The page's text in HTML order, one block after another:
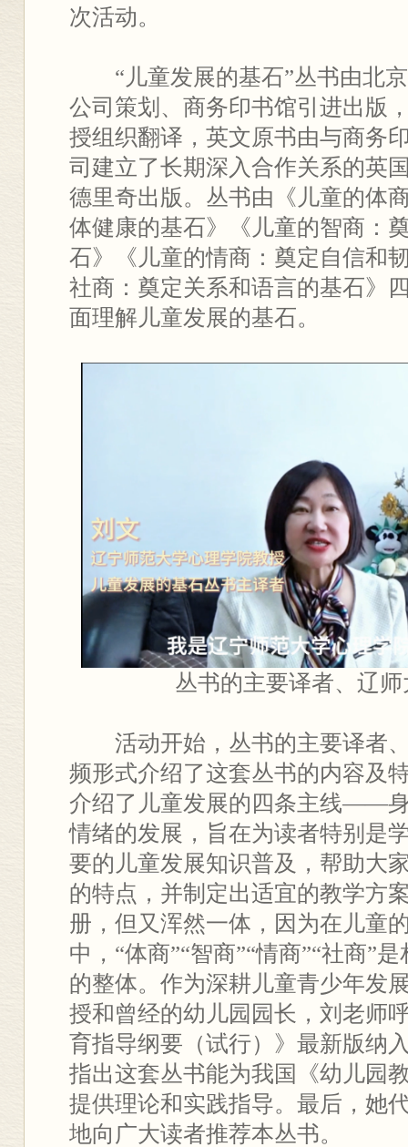
次活动。
“儿童发展的基石”丛书由北
公司策划、商务印书馆引进出版
授组织翻译，英文原书由与商务
司建立了长期深入合作关系的英
德里奇出版。丛书由《儿童的体
体健康的基石》《儿童的智商：
石》《儿童的情商：奠定自信和
社商：奠定关系和语言的基石》
面理解儿童发展的基石。
丛书的主要译者、辽
活动开始，丛书的主要译者
频形式介绍了这套丛书的内容及
介绍了儿童发展的四条主线——
情绪的发展，旨在为读者特别是
要的儿童发展知识普及，帮助大
的特点，并制定出适宜的教学方
册，但又浑然一体，因为在儿童
中，“体商”“智商”“情商”“社商”
的整体。作为深耕儿童青少年发
授和曾经的幼儿园园长，刘老师
育指导纲要（试行）》最新版纳
指出这套丛书能为我国《幼儿园
提供理论和实践指导。最后，她
地向广大读者推荐本丛书。